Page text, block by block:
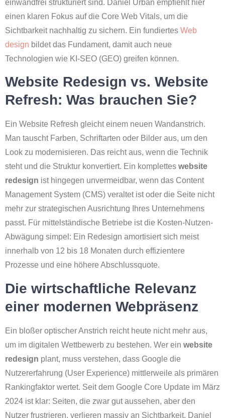
einwandfrei strukturiert sind. Daniel Urban empfiehlt hier
einen klaren Fokus auf die Core Web Vitals, um die
Sichtbarkeit nachhaltig zu sichern. Ein fundiertes Web
design bildet das Fundament, damit auch neue
Technologien wie KI-SEO (GEO) greifen können.
Website Redesign vs. Website
Refresh: Was brauchen Sie?
Ein Website Refresh gleicht einem neuen Wandanstrich.
Man tauscht Farben, Schriftarten oder Bilder aus, um den
Look zu modernisieren. Das reicht aus, wenn die Technik
steht und die Struktur konvertiert. Ein komplettes website
redesign ist hingegen unvermeidbar, wenn das Content
Management System (CMS) veraltet ist oder die Seite nicht
mehr zur strategischen Ausrichtung Ihres Unternehmens
passt. Für mittelständische Betriebe ist die Kosten-Nutzen-
Abwägung simpel: Ein Redesign amortisiert sich meist
innerhalb von 12 bis 18 Monaten durch effizientere
Prozesse und eine höhere Abschlussquote.
Die wirtschaftliche Relevanz
einer modernen Webpräsenz
Ein bloßer optischer Anstrich reicht heute nicht mehr aus,
um im digitalen Wettbewerb zu bestehen. Wer ein website
redesign plant, muss verstehen, dass Google die
Nutzererfahrung (User Experience) mittlerweile als primären
Rankingfaktor wertet. Seit dem Google Core Update im März
2024 ist klar: Seiten, die zwar gut aussehen, aber den
Nutzer frustrieren, verlieren massiv an Sichtbarkeit. Daniel